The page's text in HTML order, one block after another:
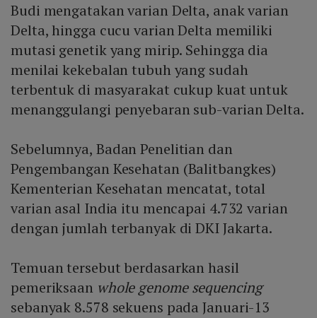
Budi mengatakan varian Delta, anak varian
Delta, hingga cucu varian Delta memiliki
mutasi genetik yang mirip. Sehingga dia
menilai kekebalan tubuh yang sudah
terbentuk di masyarakat cukup kuat untuk
menanggulangi penyebaran sub-varian Delta.
Sebelumnya, Badan Penelitian dan
Pengembangan Kesehatan (Balitbangkes)
Kementerian Kesehatan mencatat, total
varian asal India itu mencapai 4.732 varian
dengan jumlah terbanyak di DKI Jakarta.
Temuan tersebut berdasarkan hasil
pemeriksaan whole genome sequencing
sebanyak 8.578 sekuens pada Januari-13